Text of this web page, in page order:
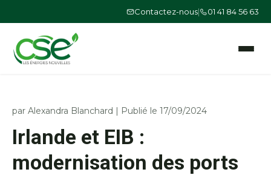
Contactez-nous| 01 41 84 56 63
Ouvrir le
par Alexandra Blanchard | Publié le 17/09/2024
Irlande et EIB :
modernisation des ports